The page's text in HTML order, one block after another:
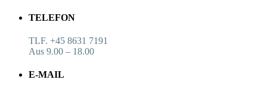
TELEFON
TLF. +45 8631 7191
Aus 9.00 – 18.00
E-MAIL